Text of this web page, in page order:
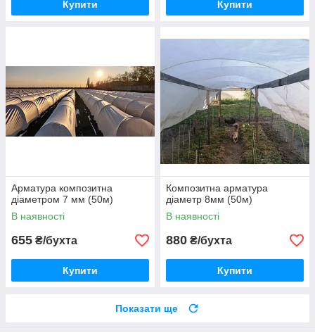
Купити Купити
Арматура композитна
діаметром 7 мм (50м)
В наявності
655 ₴/бухта
Купити
Композитна арматура
діаметр 8мм (50м)
В наявності
880 ₴/бухта
Купити
Показати ще